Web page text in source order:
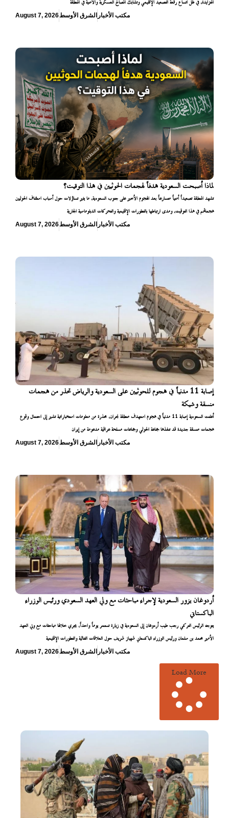
المتزايدة، في ظل اتساع رقعة التصعيد الإقليمي وتشابك المصالح العسكرية والأمنية في المنطقة
August 7, 2026الشرق الأوسط مكتب الأخبار
لماذا أصبحت السعودية هدفاً لهجمات الحوثيين في هذا التوقيت؟
تشهد المنطقة تصعيداً أمنياً متسارعاً بعد الهجوم الأخير على جنوب السعودية، ما يثير تساؤلات حول أسباب استئناف الحوثيين
هجماتهم في هذا التوقيت، ومدى ارتباطها بالتطورات الإقليمية والتحركات الدبلوماسية الجارية
August 7, 2026الشرق الأوسط مكتب الأخبار
إصابة 11 مدنياً في هجوم للحوثيين على السعودية والرياض تحذر من هجمات
منسقة وشيكة
أعلنت السعودية إصابة 11 مدنياً في هجوم استهدف منطقة نجران، محذرة من معلومات استخباراتية تشير إلى احتمال وقوع
هجمات منسقة جديدة قد تنفذها جماعة الحوثي وجماعات مسلحة عراقية مدعومة من إيران
August 7, 2026الشرق الأوسط مكتب الأخبار
أردوغان يزور السعودية لإجراء مباحثات مع ولي العهد السعودي ورئيس الوزراء
الباكستاني
يتوجه الرئيس التركي رجب طيب أردوغان إلى السعودية في زيارة تستمر يوماً واحداً، يجري خلالها مباحثات مع ولي العهد
الأمير محمد بن سلمان ورئيس الوزراء الباكستاني شهباز شريف حول العلاقات الثنائية والتطورات الإقليمية
August 7, 2026الشرق الأوسط مكتب الأخبار
Load More